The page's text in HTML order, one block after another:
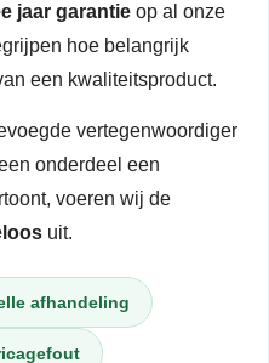
jaar garantie op al onze
hoe belangrijk
een kwaliteitsproduct.
vertegenwoordiger
onderdeel een
voeren wij de
uit.
afhandeling